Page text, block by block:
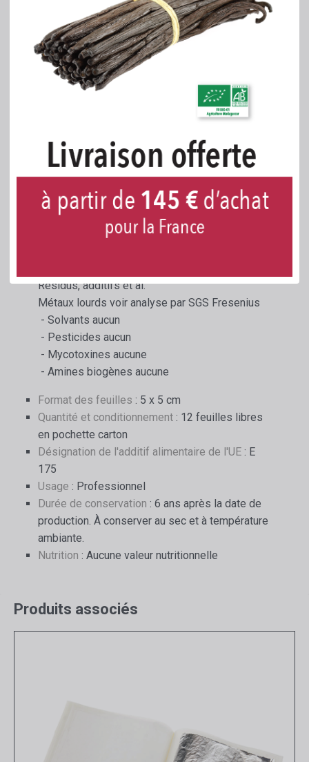
enregistré sous le numéro E 175.
Chaque produit possède son numéro de lot
unique.
Le produit est conforme aux normes CEE, la
Des fiches techniques et de données de
Composition et désignation chimique
or AU, rest argent AG (max. 7%) and coper CU
Résidus, additifs et al.
Métaux lourds voir analyse par SGS Fresenius
- Solvants aucun
- Pesticides aucun
- Mycotoxines aucune
- Amines biogènes aucune
Format des feuilles : 5 x 5 cm
Quantité et conditionnement : 12 feuilles libres
en pochette carton
Désignation de l'additif alimentaire de l'UE : E
175
Usage : Professionnel
Durée de conservation : 6 ans après la date de
production. À conserver au sec et à température
ambiante.
Nutrition : Aucune valeur nutritionnelle
Produits associés